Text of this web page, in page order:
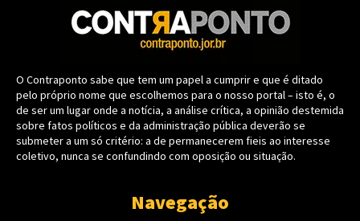
O Contraponto sabe que tem um papel a cumprir e que é ditado
pelo próprio nome que escolhemos para o nosso portal – isto é, o
de ser um lugar onde a notícia, a análise crítica, a opinião destemida
sobre fatos políticos e da administração pública deverão se
submeter a um só critério: a de permanecerem fieis ao interesse
coletivo, nunca se confundindo com oposição ou situação.
Navegação